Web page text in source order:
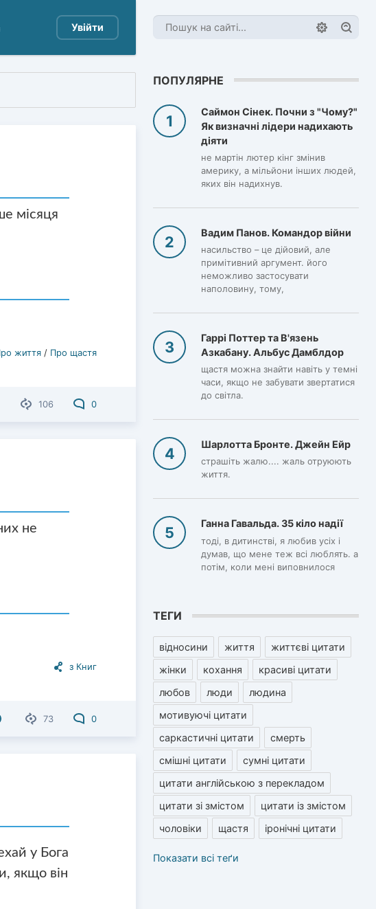
Увійти
місяця
життя/ Про щастя
106 0
не
з Книг
73 0
у Бога
якщо він
ПОПУЛЯРНЕ
Саймон Сінек. Почни з "Чому?"
Як визначні лідери надихають
діяти
не мартін лютер кінг змінив
америку, а мільйони інших людей,
яких він надихнув.
Вадим Панов. Командор війни
насильство – це дійовий, але
примітивний аргумент. його
неможливо застосувати
наполовину, тому,
Гаррі Поттер та В'язень
Азкабану. Альбус Дамблдор
щастя можна знайти навіть у темні
часи, якщо не забувати звертатися
до світла.
Шарлотта Бронте. Джейн Ейр
страшіть жалю.... жаль отруюють
життя.
Ганна Гавальда. 35 кіло надії
тоді, в дитинстві, я любив усіх і
думав, що мене теж всі люблять. а
потім, коли мені виповнилося
ТЕГИ
відносини життя
життєві цитати
жінки
кохання
красиві цитати
любов
люди
людина
мотивуючі цитати
саркастичні цитати
смерть
смішні цитати
сумні цитати
цитати англійською з перекладом
цитати зі змістом
цитати із змістом
чоловіки
щастя іронічні цитати
Показати всі теґи